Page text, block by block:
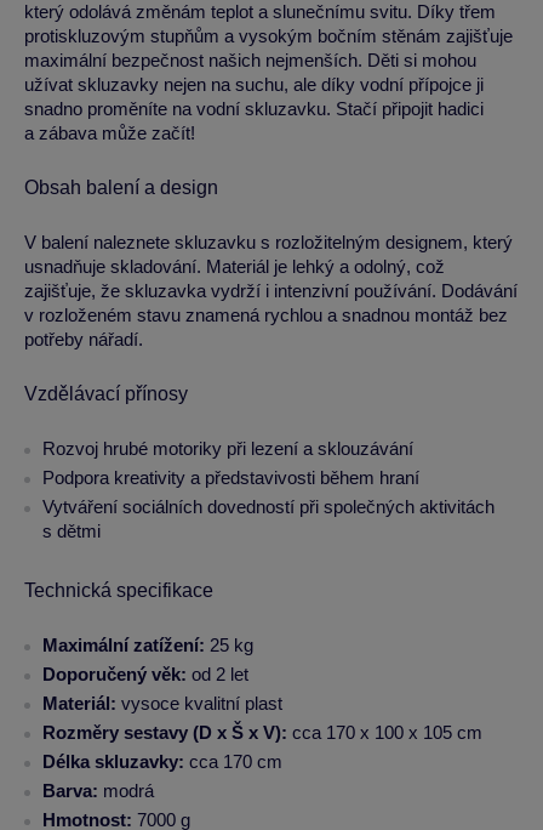
který odolává změnám teplot a slunečnímu svitu. Díky třem
protiskluzovým stupňům a vysokým bočním stěnám zajišťuje
maximální bezpečnost našich nejmenších. Děti si mohou
užívat skluzavky nejen na suchu, ale díky vodní přípojce ji
snadno proměníte na vodní skluzavku. Stačí připojit hadici
a zábava může začít!
Obsah balení a design
V balení naleznete skluzavku s rozložitelným designem, který
usnadňuje skladování. Materiál je lehký a odolný, což
zajišťuje, že skluzavka vydrží i intenzivní používání. Dodávání
v rozloženém stavu znamená rychlou a snadnou montáž bez
potřeby nářadí.
Vzdělávací přínosy
Rozvoj hrubé motoriky při lezení a sklouzávání
Podpora kreativity a představivosti během hraní
Vytváření sociálních dovedností při společných aktivitách
s dětmi
Technická specifikace
Maximální zatížení: 25 kg
Doporučený věk: od 2 let
Materiál: vysoce kvalitní plast
Rozměry sestavy (D x Š x V): cca 170 x 100 x 105 cm
Délka skluzavky: cca 170 cm
Barva: modrá
Hmotnost: 7000 g